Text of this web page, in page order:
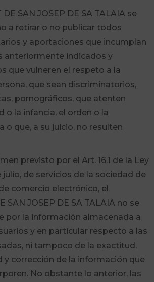
SAN JOSEP DE SA TALAIA se
a retirar o no publicar todos
y aportaciones que incumplan
anteriormente indicados y
que vulneren el respeto a la
que sean discriminatorios,
pornográficos, que atenten
o la infancia, el orden o la
o que, a su juicio, no resulten
previsto por el Art. 16.1 de la Ley
julio, de servicios de la sociedad de
comercio electrónico, el
SAN JOSEP DE SA TALAIA no se
por la información almacenada a
y en particular respecto a las
ni tampoco de la exactitud,
y corrección de la información que
No obstante lo anterior, las